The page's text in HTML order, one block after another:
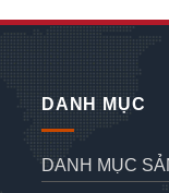
DANH MỤC
DANH MỤC